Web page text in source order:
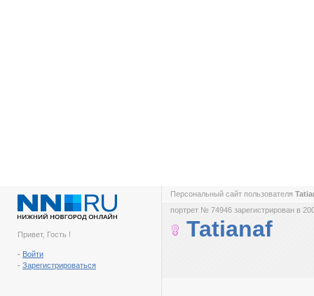
Привет, Гость !
- Войти
- Зарегистрироваться
Персональный сайт пользователя
портрет № 74946 зарегистрирован в
Tatianaf